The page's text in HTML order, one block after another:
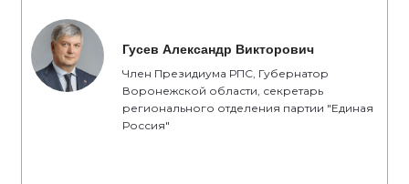
Гусев Александр Викторович
Член Президиума РПС, Губернатор
Воронежской области, секретарь
регионального отделения партии "Единая
Россия"